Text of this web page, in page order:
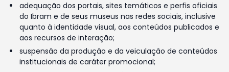
adequação dos portais, sites temáticos e perfis oficiais
do Ibram e de seus museus nas redes sociais, inclusive
quanto à identidade visual, aos conteúdos publicados e
aos recursos de interação;
suspensão da produção e da veiculação de conteúdos
institucionais de caráter promocional;